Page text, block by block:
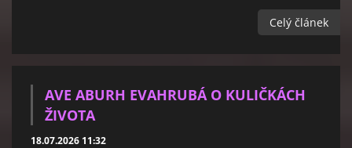
Celý článek
AVE ABURH EVAHRUBÁ O KULIČKÁCH
ŽIVOTA
18.07.2026 11:32